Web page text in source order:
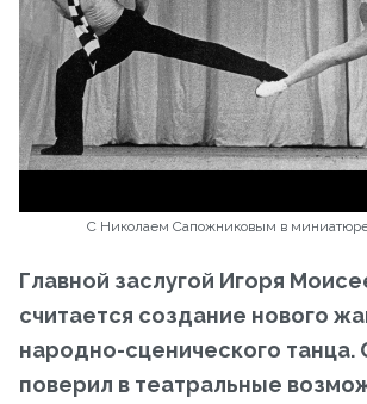
С Николаем Сапожниковым в
Главной заслугой Игоря
считается создание нового
народно-сценического танца.
поверил в театральные